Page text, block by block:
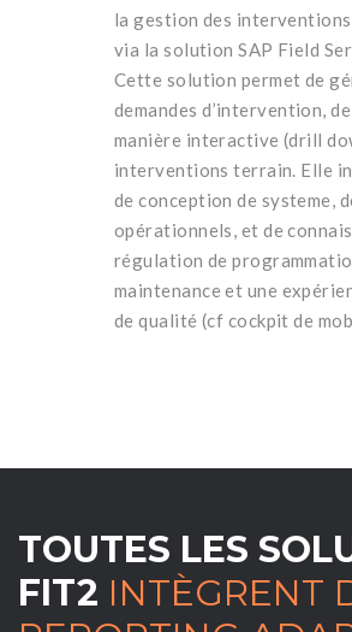
la gestion des
via la solution SAP Field
Cette solution permet de
demandes d’intervention,
manière interactive (drill
interventions terrain. Elle
de conception de systeme,
opérationnels, et de
régulation de
maintenance et une
de qualité (cf cockpit de
TOUTES LES
FIT2 INTÈGRENT